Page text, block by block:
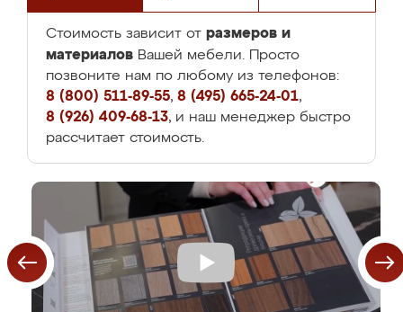
Стоимость зависит от размеров и
материалов Вашей мебели. Просто
позвоните нам по любому из телефонов:
8 (800) 511-89-55, 8 (495) 665-24-01,
8 (926) 409-68-13, и наш менеджер быстро
рассчитает стоимость.